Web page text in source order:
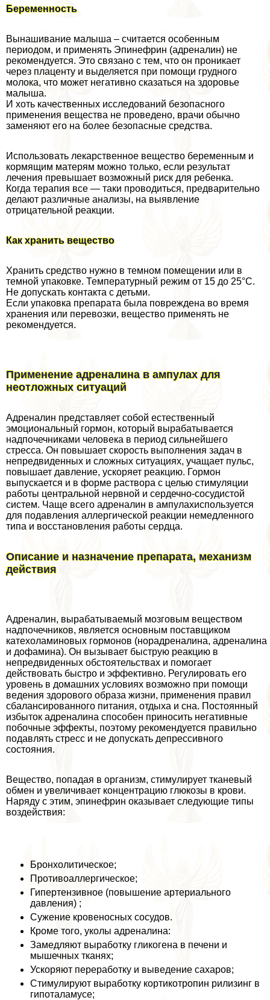
Беременность
Вынашивание малыша – считается особенным
периодом, и применять Эпинефрин (адреналин) не
рекомендуется. Это связано с тем, что он проникает
через плаценту и выделяется при помощи грудного
молока, что может негативно сказаться на здоровье
малыша.
И хоть качественных исследований безопасного
применения вещества не проведено, врачи обычно
заменяют его на более безопасные средства.
Использовать лекарственное вещество беременным и
кормящим матерям можно только, если результат
лечения превышает возможный риск для ребенка.
Когда терапия все — таки проводиться, предварительно
делают различные анализы, на выявление
отрицательной реакции.
Как хранить вещество
Хранить средство нужно в темном помещении или в
темной упаковке. Температурный режим от 15 до 25°С.
Не допускать контакта с детьми.
Если упаковка препарата была повреждена во время
хранения или перевозки, вещество применять не
рекомендуется.
Применение адреналина в ампулах для
неотложных ситуаций
Адреналин представляет собой естественный
эмоциональный гормон, который выpaбатывается
надпочечниками человека в период сильнейшего
стресса. Он повышает скорость выполнения задач в
непредвиденных и сложных ситуациях, учащает пульс,
повышает давление, ускоряет реакцию. Гормон
выпускается и в форме раствора с целью стимуляции
работы центральной нервной и сердечно-сосудистой
систем. Чаще всего адреналин в ампулахиспользуется
для подавления аллергической реакции немедленного
типа и восстановления работы сердца.
Описание и назначение препарата, механизм
действия
Адреналин, выpaбатываемый мозговым веществом
надпочечников, является основным поставщиком
катехоламиновых гормонов (норадреналина, адреналина
и дофамина). Он вызывает быструю реакцию в
непредвиденных обстоятельствах и помогает
действовать быстро и эффективно. Регулировать его
уровень в домашних условиях возможно при помощи
ведения здорового образа жизни, применения правил
сбалансированного питания, отдыха и сна. Постоянный
избыток адреналина способен приносить негативные
побочные эффекты, поэтому рекомендуется правильно
подавлять стресс и не допускать депрессивного
состояния.
Вещество, попадая в организм, стимулирует тканевый
обмен и увеличивает концентрацию глюкозы в крови.
Наряду с этим, эпинефрин оказывает следующие типы
воздействия:
Бронхолитическое;
Противоаллергическое;
Гипертензивное (повышение артериального
давления) ;
Сужение кровеносных сосудов.
Кроме того, уколы адреналина:
Замедляют выработку гликогена в печени и
мышечных тканях;
Ускоряют переработку и выведение сахаров;
Стимулируют выработку кортикотропин рилизинг в
гипоталамусе;